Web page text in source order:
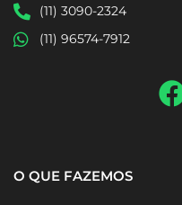
(11) 3090-2324
(11) 96574-7912
O QUE FAZEMOS